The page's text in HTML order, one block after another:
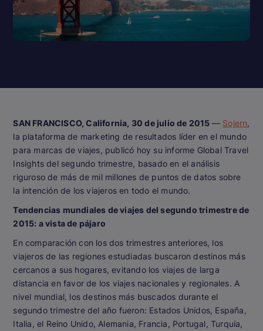
SAN FRANCISCO, California, 30 de julio de 2015 — Sojern,
la plataforma de marketing de resultados líder en el mundo
para marcas de viajes, publicó hoy su informe Global Travel
Insights del segundo trimestre, basado en el análisis
riguroso de más de mil millones de puntos de datos sobre
la intención de los viajeros en todo el mundo.
Tendencias mundiales de viajes del segundo trimestre de
2015: a vista de pájaro
En comparación con los dos trimestres anteriores, los
viajeros de las regiones estudiadas buscaron destinos más
cercanos a sus hogares, evitando los viajes de larga
distancia en favor de los viajes nacionales y regionales. A
nivel mundial, los destinos más buscados durante el
segundo trimestre del año fueron: Estados Unidos, España,
Italia, el Reino Unido, Alemania, Francia, Portugal, Turquía,